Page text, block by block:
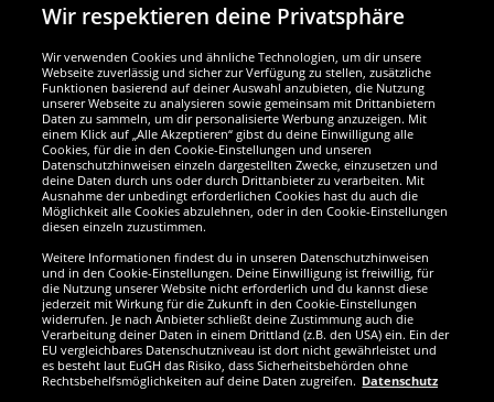
Wir sind ausgezeichnet
Werde SportSpar-Fan!
Wir respektieren deine Privatsphäre
Wir verwenden Cookies und ähnliche Technologien, um dir unsere
Webseite zuverlässig und sicher zur Verfügung zu stellen, zusätzliche
Funktionen basierend auf deiner Auswahl anzubieten, die Nutzung
unserer Webseite zu analysieren sowie gemeinsam mit Drittanbietern
Daten zu sammeln, um dir personalisierte Werbung anzuzeigen. Mit
einem Klick auf „Alle Akzeptieren“ gibst du deine Einwilligung alle
Cookies, für die in den Cookie-Einstellungen und unseren
Datenschutzhinweisen einzeln dargestellten Zwecke, einzusetzen und
deine Daten durch uns oder durch Drittanbieter zu verarbeiten. Mit
Ausnahme der unbedingt erforderlichen Cookies hast du auch die
Möglichkeit alle Cookies abzulehnen, oder in den Cookie-Einstellungen
diesen einzeln zuzustimmen.
Weitere Informationen findest du in unseren Datenschutzhinweisen
und in den Cookie-Einstellungen. Deine Einwilligung ist freiwillig, für
die Nutzung unserer Website nicht erforderlich und du kannst diese
jederzeit mit Wirkung für die Zukunft in den Cookie-Einstellungen
widerrufen. Je nach Anbieter schließt deine Zustimmung auch die
Verarbeitung deiner Daten in einem Drittland (z.B. den USA) ein. Ein der
EU vergleichbares Datenschutzniveau ist dort nicht gewährleistet und
es besteht laut EuGH das Risiko, dass Sicherheitsbehörden ohne
Rechtsbehelfsmöglichkeiten auf deine Daten zugreifen. Datenschutz